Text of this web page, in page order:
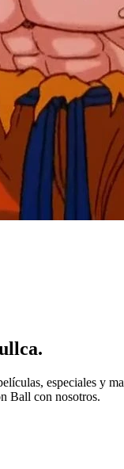
especiales y
Ball con nosotros.